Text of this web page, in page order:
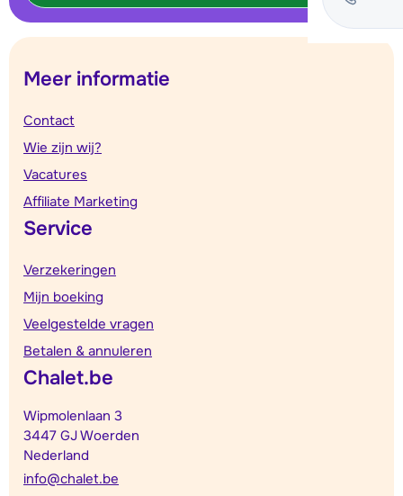
Meer informatie
Contact
Wie zijn wij?
Vacatures
Affiliate Marketing
Service
Verzekeringen
Mijn boeking
Veelgestelde vragen
Betalen & annuleren
Chalet.be
Wipmolenlaan 3
3447 GJ Woerden
Nederland
info@chalet.be